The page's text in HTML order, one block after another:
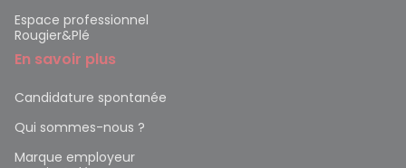
Espace professionnel
Rougier&Plé
En savoir plus
Candidature spontanée
Qui sommes-nous ?
Marque employeur